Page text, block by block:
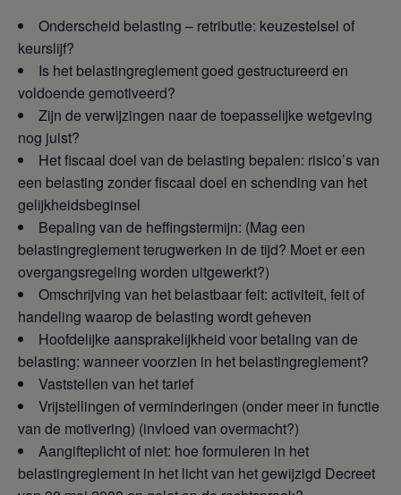
Onderscheid belasting – retributie: keuzestelsel of
keurslijf?
Is het belastingreglement goed gestructureerd en
voldoende gemotiveerd?
Zijn de verwijzingen naar de toepasselijke wetgeving
nog juist?
Het fiscaal doel van de belasting bepalen: risico’s van
een belasting zonder fiscaal doel en schending van het
gelijkheidsbeginsel
Bepaling van de heffingstermijn: (Mag een
belastingreglement terugwerken in de tijd? Moet er een
overgangsregeling worden uitgewerkt?)
Omschrijving van het belastbaar feit: activiteit, feit of
handeling waarop de belasting wordt geheven
Hoofdelijke aansprakelijkheid voor betaling van de
belasting: wanneer voorzien in het belastingreglement?
Vaststellen van het tarief
Vrijstellingen of verminderingen (onder meer in functie
van de motivering) (invloed van overmacht?)
Aangifteplicht of niet: hoe formuleren in het
belastingreglement in het licht van het gewijzigd Decreet